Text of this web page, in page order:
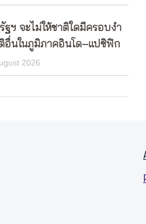
ฐฯ จะไม่ให้ชาติใดมีครอบงำ
อื่นในภูมิภาคอินโด–แปซิฟิก
2026